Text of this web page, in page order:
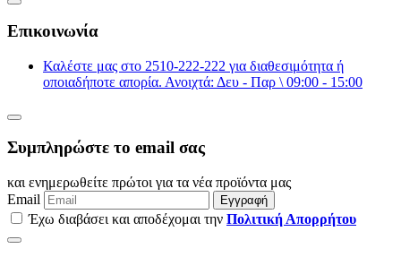
Επικοινωνία
Καλέστε μας στο 2510-222-222 για διαθεσιμότητα ή
οποιαδήποτε απορία. Ανοιχτά: Δευ - Παρ \ 09:00 - 15:00
Συμπληρώστε το email σας
και ενημερωθείτε πρώτοι για τα νέα προϊόντα μας
Email
Εγγραφή
Έχω διαβάσει και αποδέχομαι την Πολιτική Απορρήτου